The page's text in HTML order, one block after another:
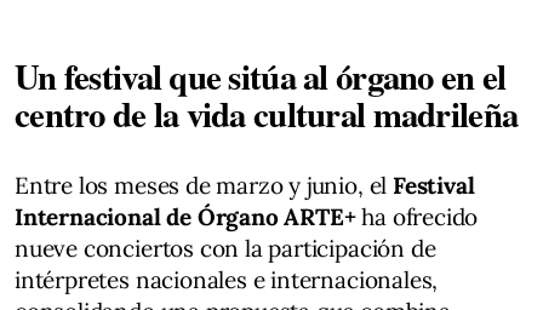
Un festival que sitúa al órgano en el
centro de la vida cultural madrileña
Entre los meses de marzo y junio, el Festival
Internacional de Órgano ARTE+ha ofrecido
nueve conciertos con la participación de
intérpretes nacionales e internacionales,